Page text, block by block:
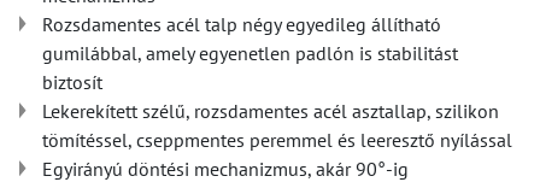
Rozsdamentes acél talp négy egyedileg állítható
gumilábbal, amely egyenetlen padlón is stabilitást
biztosít
Lekerekített szélű, rozsdamentes acél asztallap, szilikon
tömítéssel, cseppmentes peremmel és leeresztő nyílással
Egyirányú döntési mechanizmus, akár 90°-ig